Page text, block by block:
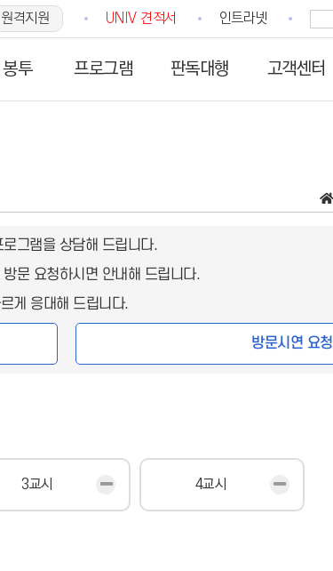
원격지원 UNIV 견적서 인트라넷
투 프로그램 판독대행 고객센터
그램을 상담해 드립니다.
문 요청하시면 안내해 드립니다.
게 응대해 드립니다.
방문시연 요청
3교시 4교시